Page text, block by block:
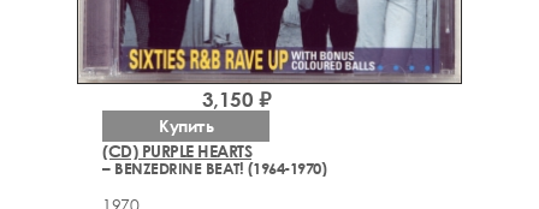
(CD) PURPLE HEARTS
– BENZEDRINE BEAT! (1964-1970)
1970
3,150 ₽
Купить